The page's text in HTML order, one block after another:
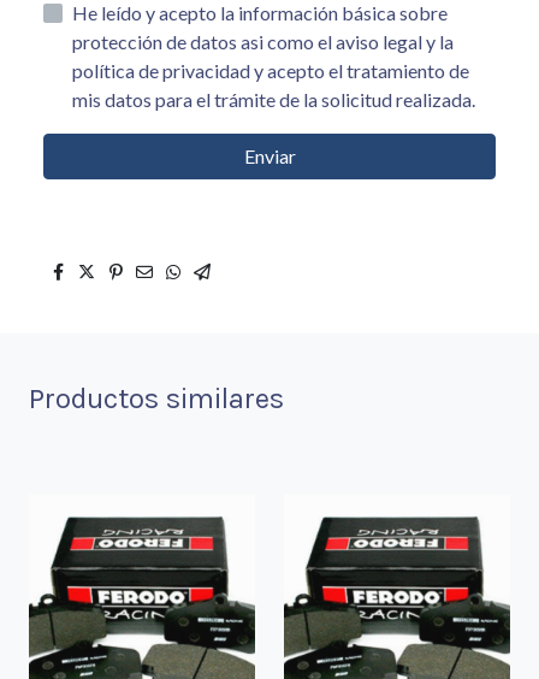
He leído y acepto la información básica sobre
protección de datos asi como el aviso legal y la
política de privacidad y acepto el tratamiento de
mis datos para el trámite de la solicitud realizada.
Enviar
Productos similares